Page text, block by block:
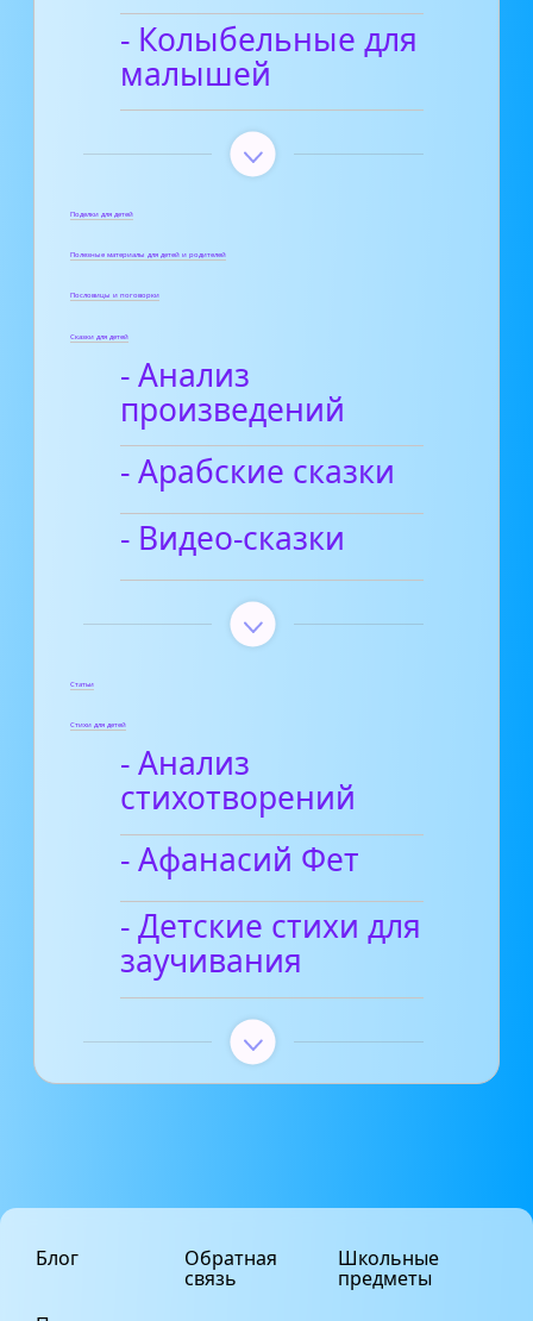
- Колыбельные для
малышей
Поделки для детей
Полезные материалы для детей и родителей
Пословицы и поговорки
Сказки для детей
- Анализ
произведений
- Арабские сказки
- Видео-сказки
Статьи
Стихи для детей
- Анализ
стихотворений
- Афанасий Фет
- Детские стихи для
заучивания
Блог Обратная
связь
Школьные
предметы